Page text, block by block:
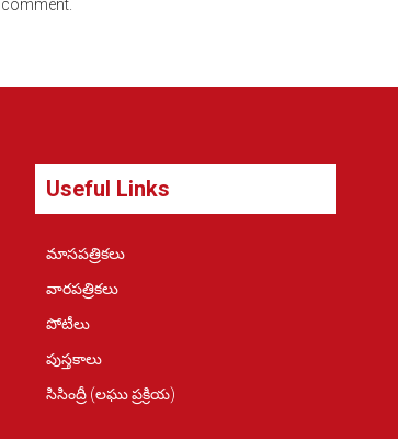
comment.
Useful Links
మాసపత్రికలు
వారపత్రికలు
పోటీలు
పుస్తకాలు
సిసింద్రీ (లఘు ప్రక్రియ)